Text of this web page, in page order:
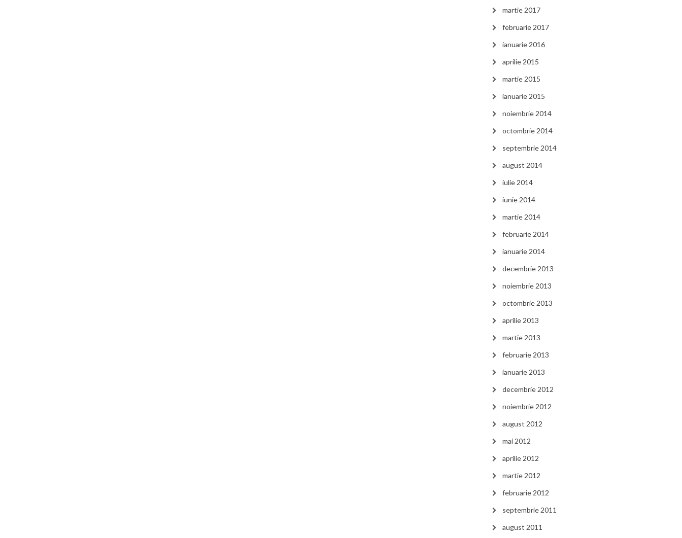
martie 2017
februarie 2017
ianuarie 2016
aprilie 2015
martie 2015
ianuarie 2015
noiembrie 2014
octombrie 2014
septembrie 2014
august 2014
iulie 2014
iunie 2014
martie 2014
februarie 2014
ianuarie 2014
decembrie 2013
noiembrie 2013
octombrie 2013
aprilie 2013
martie 2013
februarie 2013
ianuarie 2013
decembrie 2012
noiembrie 2012
august 2012
mai 2012
aprilie 2012
martie 2012
februarie 2012
septembrie 2011
august 2011